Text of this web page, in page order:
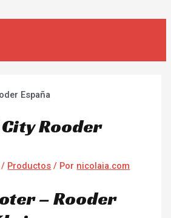
Rooder
/ Productos / Por nicolaia.com
– Rooder